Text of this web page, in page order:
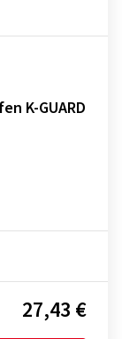
K-GUARD
27,43 €